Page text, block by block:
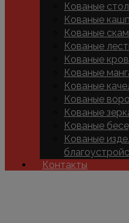
Кованые
Кованые
Кованые
Кованые
Кованые
Кованые
Кованые
Кованые
Кованые
Кованые
Кованые
Контакты